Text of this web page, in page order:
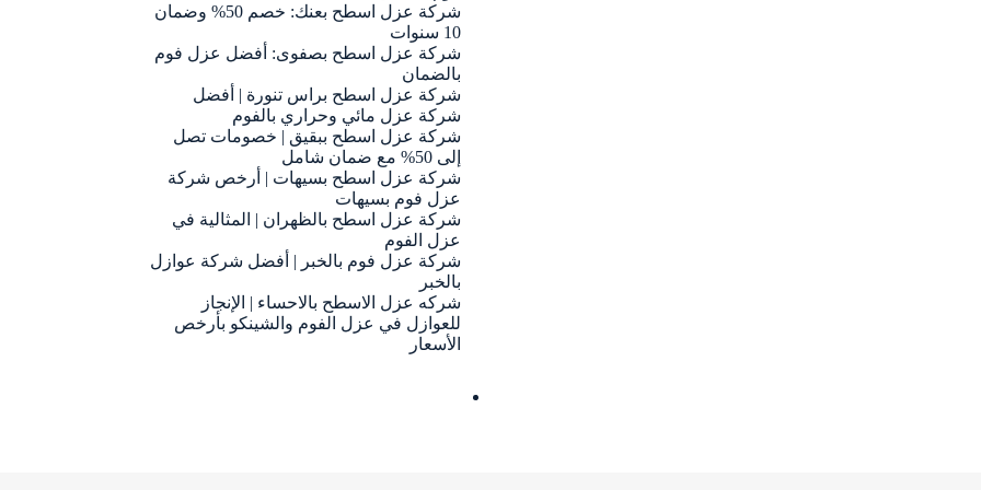
شركة عزل اسطح بعنك: خصم 50% وضمان
10 سنوات
شركة عزل اسطح بصفوى: أفضل عزل فوم
بالضمان
شركة عزل اسطح براس تنورة | أفضل
شركة عزل مائي وحراري بالفوم
شركة عزل اسطح ببقيق | خصومات تصل
إلى 50% مع ضمان شامل
شركة عزل اسطح بسيهات | أرخص شركة
عزل فوم بسيهات
شركة عزل اسطح بالظهران | المثالية في
عزل الفوم
شركة عزل فوم بالخبر | أفضل شركة عوازل
بالخبر
شركه عزل الاسطح بالاحساء | الإنجاز
للعوازل في عزل الفوم والشينكو بأرخص
الأسعار